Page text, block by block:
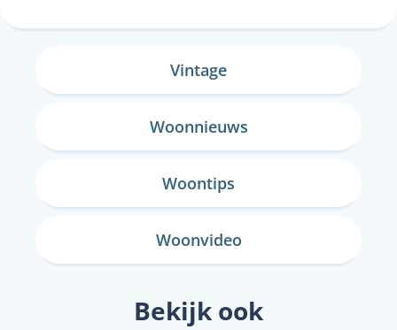
Vintage
Woonnieuws
Woontips
Woonvideo
Bekijk ook